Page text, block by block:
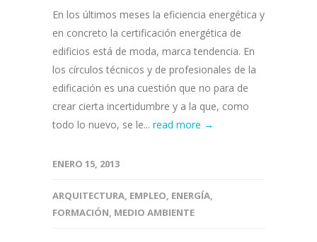
En los últimos meses la eficiencia energética y
en concreto la certificación energética de
edificios está de moda, marca tendencia. En
los círculos técnicos y de profesionales de la
edificación es una cuestión que no para de
crear cierta incertidumbre y a la que, como
todo lo nuevo, se le... read more →
ENERO 15, 2013
ARQUITECTURA, EMPLEO, ENERGÍA,
FORMACIÓN, MEDIO AMBIENTE